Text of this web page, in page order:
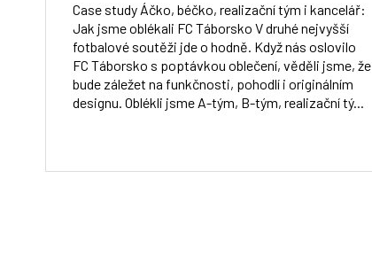
Case study Áčko, béčko, realizační tým i kancelář:
Jak jsme oblékali FC Táborsko V druhé nejvyšší
fotbalové soutěži jde o hodně. Když nás oslovilo
FC Táborsko s poptávkou oblečení, věděli jsme, že
bude záležet na funkčnosti, pohodlí i originálním
designu. Oblékli jsme A-tým, B-tým, realizační tý...